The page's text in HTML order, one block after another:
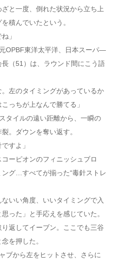
と一度、倒れた状況から立ち上
積んでいたという。
」
OPBF東洋太平洋、日本スーパ―
（51）は、ラウンド間にこう語
。左のタイミングがあっているか
っちが上なんで勝てる」
タイルの遠い距離から、一瞬の
。ダウンを奪い返す。
すよ」
ーピオンのフィニッシュブロ
グ…すべてが揃った“毒針ストレ
いい角度、いいタイミングで入
った」と手応えを感じていた。
返してイーブン。ここでも三谷
を押した。
ブから左をヒットさせ、さらに